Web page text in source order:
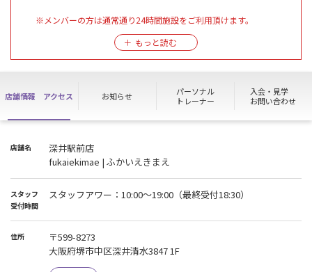
※メンバーの方は通常通り24時間施設をご利用頂けます。
※ノースタッフ期間中も清掃は行っております。
※施設のご見学、各種お手続き、ハイスクールパスのご利用は出来
ません。
店舗情報 アクセス お知らせ
パーソナル
トレーナー
入会・見学
お問い合わせ
店舗名
深井駅前店
fukaiekimae | ふかいえきまえ
スタッフ
受付時間
スタッフアワー：10:00～19:00（最終受付18:30）
住所
〒599-8273
大阪府堺市中区深井清水3847 1F